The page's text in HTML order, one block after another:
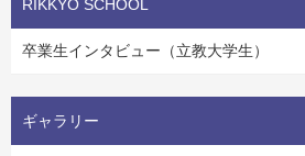
RIKKYO SCHOOL
卒業生インタビュー（立教大学生）
ギャラリー